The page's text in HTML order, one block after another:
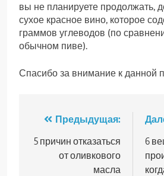
вы не планируете продолжать,
сухое красное вино, которое
граммов углеводов (по
обычном пиве).
Спасибо за внимание к данной
Навигация
по
записям
Предыдущая:
5 причин отказаться
от оливкового
масла
6